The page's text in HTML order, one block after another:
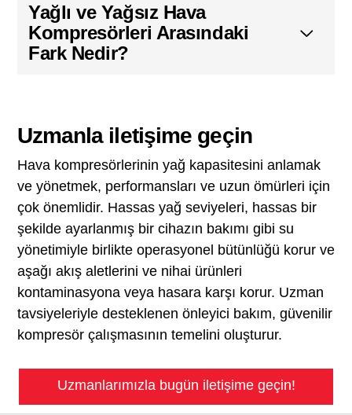
Yağlı ve Yağsız Hava
Kompresörleri Arasındaki
Fark Nedir?
Uzmanla iletişime geçin
Hava kompresörlerinin yağ kapasitesini anlamak
ve yönetmek, performansları ve uzun ömürleri için
çok önemlidir. Hassas yağ seviyeleri, hassas bir
şekilde ayarlanmış bir cihazın bakımı gibi su
yönetimiyle birlikte operasyonel bütünlüğü korur ve
aşağı akış aletlerini ve nihai ürünleri
kontaminasyona veya hasara karşı korur. Uzman
tavsiyeleriyle desteklenen önleyici bakım, güvenilir
kompresör çalışmasının temelini oluşturur.
Uzmanlarımızla bugün iletişime geçin!